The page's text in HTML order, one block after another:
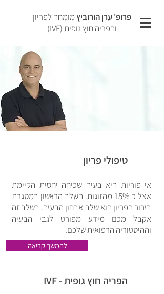
פרופ' ערן הורוביץ מומחה לפריון
והפריה חוץ גופית (IVF)
טיפולי פריון
אי פוריות היא בעיה שכיחה יחסית הקיימת
אצל כ 15% מהזוגות. השלב הראשון במסגרת
בירור הפריון הוא שלב אבחון הבעיה. בשלב זה
אקבל מכם מידע מפורט לגבי הבעיה
וההיסטוריה הרפואית שלכם.
להמשך קריאה
הפריה חוץ גופית - IVF